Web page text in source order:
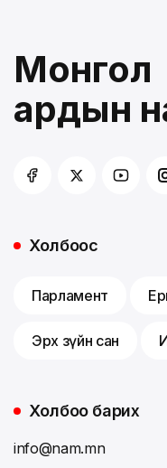
Монгол
ардын
Холбоос
Парламент
Эрх зүйн сан
Холбоо барих
info@nam.mn